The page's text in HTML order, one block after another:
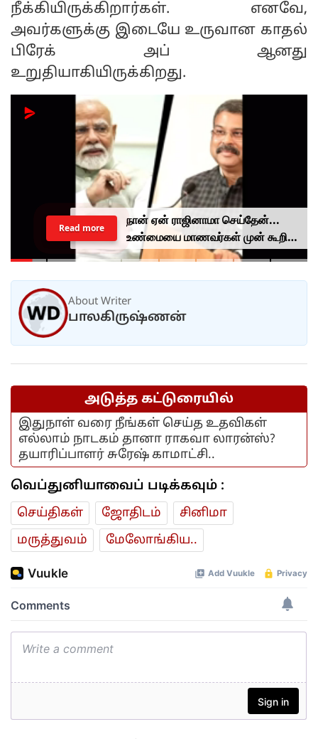
நீக்கியிருக்கிறார்கள். எனவே,
அவர்களுக்கு இடையே உருவான காதல்
பிரேக் அப் ஆனது
உறுதியாகியிருக்கிறது.
நான் ஏன் ராஜினாமா செய்தேன்...
உண்மையை மாணவர்கள் முன் கூறிய
தர்மேந்திர பிரதான்...
Read more
About Writer
பாலகிருஷ்ணன்
அடுத்த கட்டுரையில்
இதுநாள் வரை நீங்கள் செய்த உதவிகள்
எல்லாம் நாடகம் தானா ராகவா லாரன்ஸ்?
தயாரிப்பாளர் சுரேஷ் காமாட்சி..
வெப்துனியாவைப் படிக்கவும் :
செய்திகள் ஜோ‌திட‌ம்
சினிமா
மரு‌த்துவ‌ம்
மேலோங்கிய..